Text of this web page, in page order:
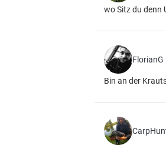
wo Sitz du denn
FlorianG
Bin an der